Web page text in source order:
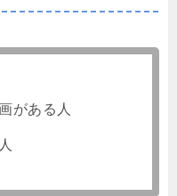
がある人